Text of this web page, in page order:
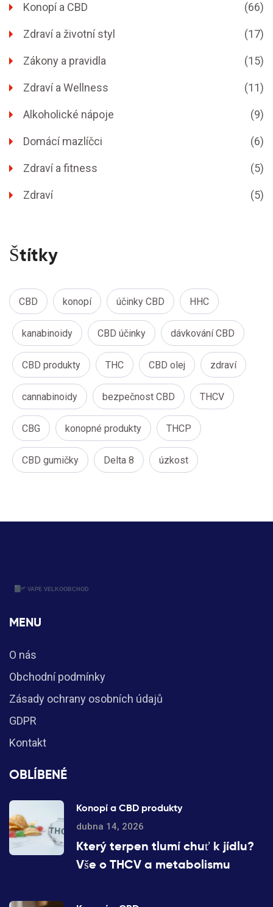
Konopí a CBD (66)
Zdraví a životní styl (17)
Zákony a pravidla (15)
Zdraví a Wellness (11)
Alkoholické nápoje (9)
Domácí mazlíčci (6)
Zdraví a fitness (5)
Zdraví (5)
Štítky
CBD konopí účinky CBD HHC
kanabinoidy CBD účinky dávkování CBD
CBD produkty THC CBD olej zdraví
cannabinoidy bezpečnost CBD THCV
CBG konopné produkty THCP
CBD gumičky Delta 8 úzkost
MENU
O nás
Obchodní podmínky
Zásady ochrany osobních údajů
GDPR
Kontakt
OBLÍBENÉ
Konopí a CBD produkty
dubna 14, 2026
Který terpen tlumí chuť k jídlu?
Vše o THCV a metabolismu